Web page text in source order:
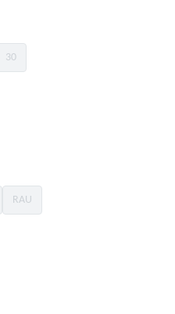
nicht verfügbar.)
zurzeit nicht verfügbar.)
Option ist zurzeit nicht verfügbar.)
30(Diese Option ist zurzeit nicht verfügbar.)
nicht verfügbar.)
ist zurzeit nicht verfügbar.)
RAU(Diese Option ist zurzeit nicht
nicht verfügbar.)